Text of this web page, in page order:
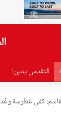
التقدمي يدين
كفى غطرسة